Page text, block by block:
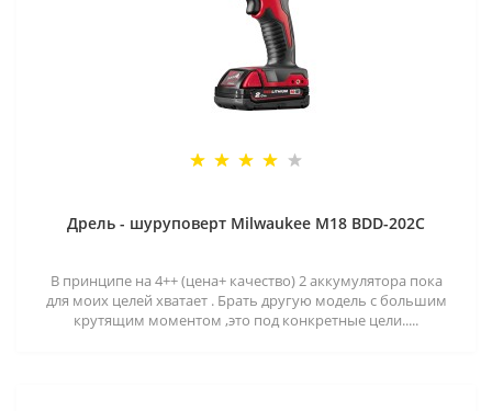
Дрель - шуруповерт Milwaukee M18 BDD-202C
В принципе на 4++ (цена+ качество) 2 аккумулятора пока
для моих целей хватает . Брать другую модель с большим
крутящим моментом ,это под конкретные цели.....